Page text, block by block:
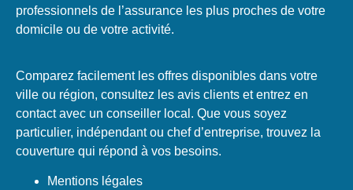
professionnels de l’assurance les plus proches de votre
domicile ou de votre activité.
Comparez facilement les offres disponibles dans votre
ville ou région, consultez les avis clients et entrez en
contact avec un conseiller local. Que vous soyez
particulier, indépendant ou chef d’entreprise, trouvez la
couverture qui répond à vos besoins.
Mentions légales